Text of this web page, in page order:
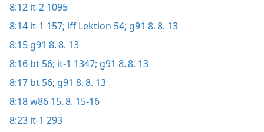
8:12 it-2 1095
8:14 it-1 157; lff Lektion 54; g91 8. 8. 13
8:15 g91 8. 8. 13
8:16 bt 56; it-1 1347; g91 8. 8. 13
8:17 bt 56; g91 8. 8. 13
8:18w86 15. 8. 15-16
8:23 it-1 293